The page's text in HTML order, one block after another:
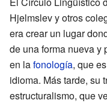
Hjelmslev y otros
era crear un lugar
de una forma nueva y
en lafonología, que
idioma. Más tarde, su
estructuralismo, que